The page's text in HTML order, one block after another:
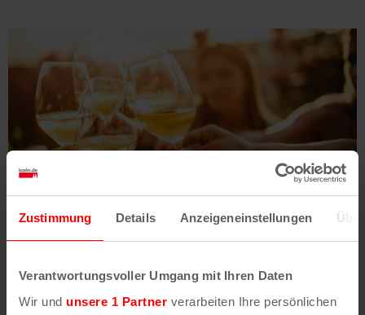
Zustimmung Details Anzeigeneinstellungen
Verantwortungsvoller Umgang mit Ihren Daten
Wir und unsere 1 Partner verarbeiten Ihre persönlichen
Kölner Weinfeste im Jahr 2026